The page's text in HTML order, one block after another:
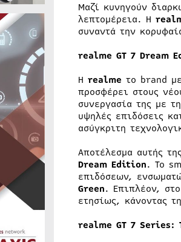
Μαζί κυνηγούν
λεπτομέρεια. Η
συναντά την
realme GT7 Dream
Η realme το brand
προσφέρει στους
συνεργασία της με
υψηλές επιδόσεις
ασύγκριτη
Αποτέλεσμα αυτής
Dream Edition. Το
επιδόσεων,
Green. Επιπλέον,
ετησίως, κάνοντας
realme GT 7 Series: